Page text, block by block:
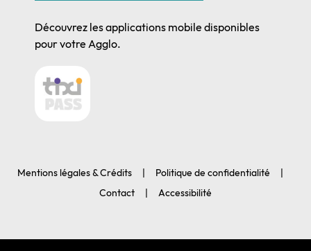
Découvrez les applications mobile disponibles
pour votre Agglo.
Mentions légales & Crédits
Politique de confidentialité
Contact
Accessibilité